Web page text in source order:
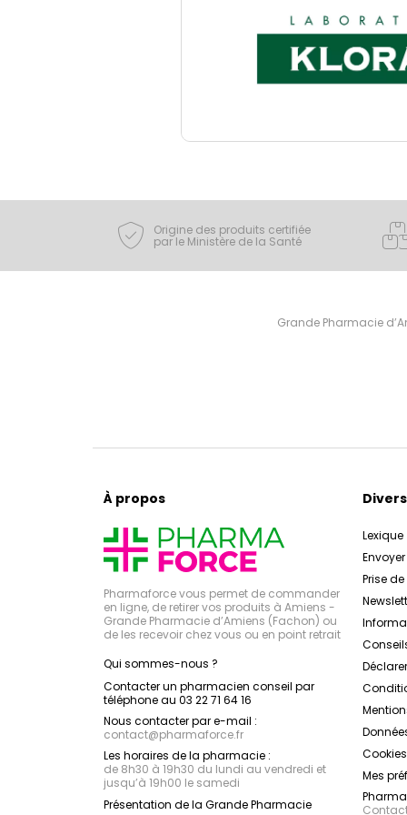
Origine des produits certifiée
par le Ministère de la Santé
Grande Pharmacie
À propos
Pharmaforce vous permet de commander
en ligne, de retirer vos produits à Amiens -
Grande Pharmacie d’Amiens (Fachon) ou
de les recevoir chez vous ou en point retrait
Qui sommes-nous ?
Contacter un pharmacien conseil par
téléphone au 03 22 71 64 16
Nous contacter par e-mail :
contact@pharmaforce.fr
Les horaires de la pharmacie :
de 8h30 à 19h30 du lundi au vendredi et
jusqu’à 19h00 le samedi
Présentation de la Grande Pharmacie
Divers
Lexique
Prise
Cookies
Mes